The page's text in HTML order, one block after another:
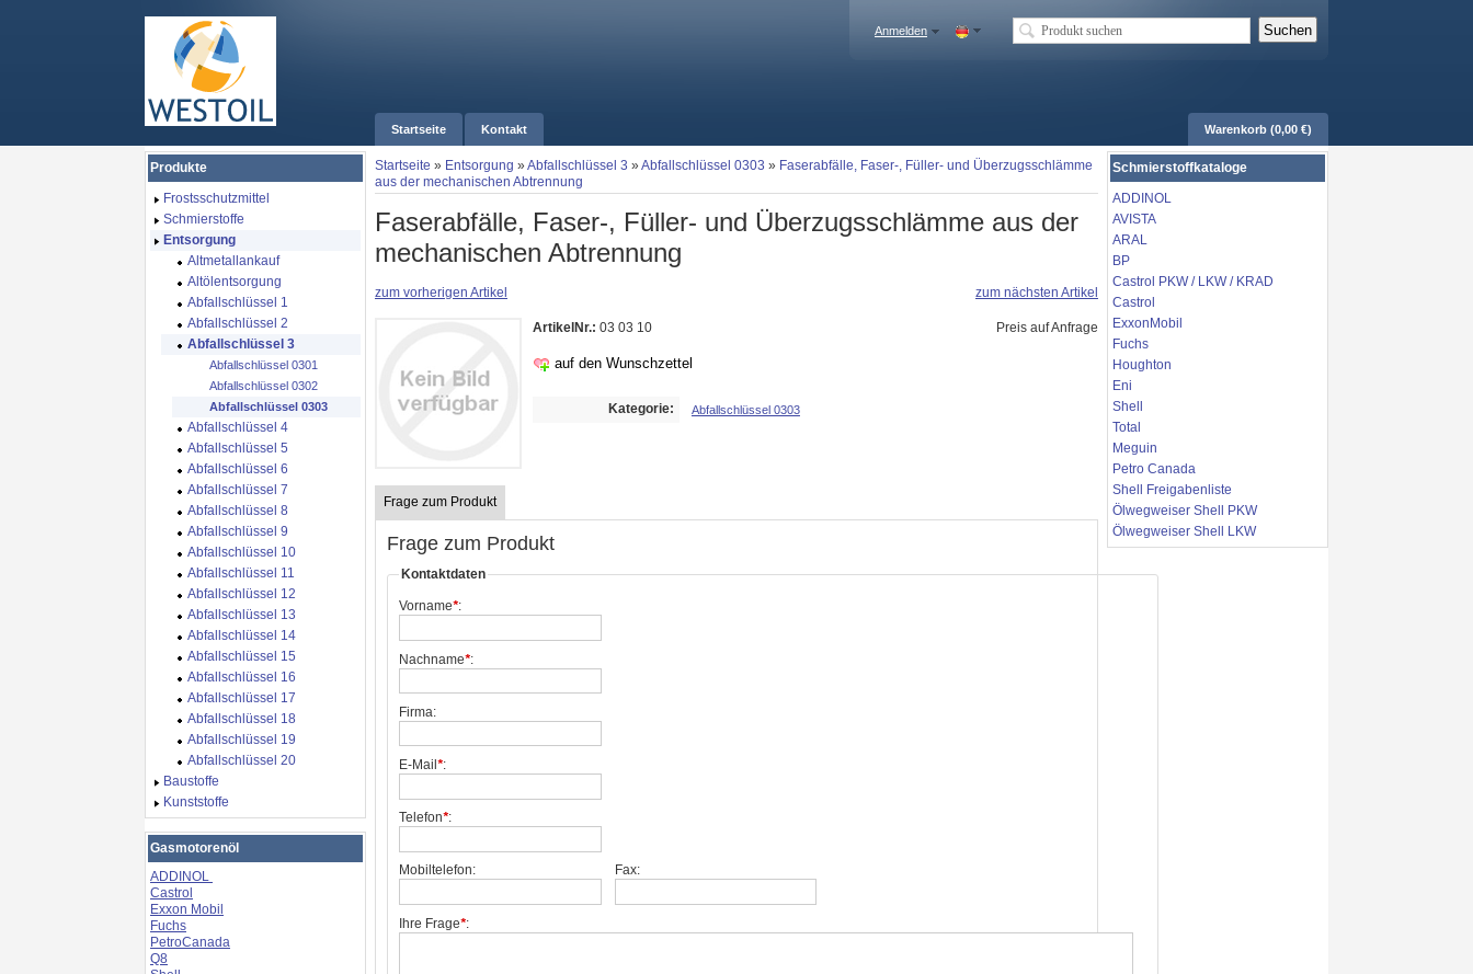
Startseite Kontakt Warenkorb (0,00 €)
Anmelden
Startseite » Entsorgung »Abfallschlüssel 3 »Abfallschlüssel 0303 » Faserabfälle, Faser-, Füller- und Überzugsschlämme
aus der mechanischen Abtrennung
Faserabfälle, Faser-, Füller- und Überzugsschlämme aus der
mechanischen Abtrennung
zum vorherigen Artikel zum nächsten Artikel
ArtikelNr.: 03 03 10
auf den Wunschzettel
Preis auf Anfrage
Kategorie: Abfallschlüssel 0303
Frage zum Produkt
Frage zum Produkt
Kontaktdaten
Vorname*:
Nachname*:
Firma:
E-Mail *:
Telefon*:
Mobiltelefon: Fax:
Ihre Frage*:
Produkte
Frostsschutzmittel
Schmierstoffe
Entsorgung
Altmetallankauf
Altölentsorgung
Abfallschlüssel 1
Abfallschlüssel 2
Abfallschlüssel 3
Abfallschlüssel 0301
Abfallschlüssel 0302
Abfallschlüssel 0303
Abfallschlüssel 4
Abfallschlüssel 5
Abfallschlüssel 6
Abfallschlüssel 7
Abfallschlüssel 8
Abfallschlüssel 9
Abfallschlüssel 10
Abfallschlüssel 11
Abfallschlüssel 12
Abfallschlüssel 13
Abfallschlüssel 14
Abfallschlüssel 15
Abfallschlüssel 16
Abfallschlüssel 17
Abfallschlüssel 18
Abfallschlüssel 19
Abfallschlüssel 20
Baustoffe
Kunststoffe
Gasmotorenöl
ADDINOL
Castrol
Exxon Mobil
Fuchs
PetroCanada
Q8
Schmierstoffkataloge
ADDINOL
AVISTA
ARAL
BP
Castrol PKW / LKW / KRAD
Castrol
ExxonMobil
Fuchs
Houghton
Eni
Shell
Total
Meguin
Petro Canada
Shell Freigabenliste
Ölwegweiser Shell PKW
Ölwegweiser Shell LKW